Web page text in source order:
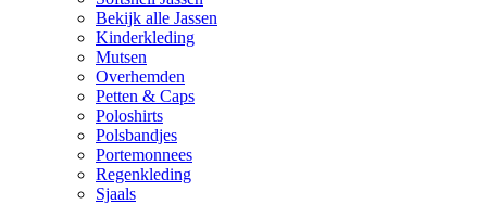
Bekijk alle Jassen
Kinderkleding
Mutsen
Overhemden
Petten & Caps
Poloshirts
Polsbandjes
Portemonnees
Regenkleding
Sjaals